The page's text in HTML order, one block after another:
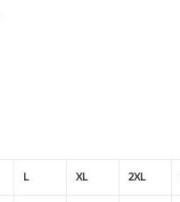
L XL 2XL